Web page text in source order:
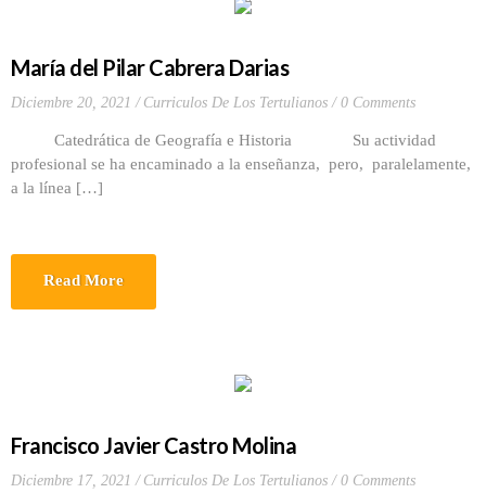
María del Pilar Cabrera Darias
Diciembre 20, 2021 Curriculos De Los Tertulianos 0 Comments
Catedrática de Geografía e Historia Su actividad
profesional se ha encaminado a la enseñanza, pero, paralelamente,
a la línea […]
Read More
Francisco Javier Castro Molina
Diciembre 17, 2021 Curriculos De Los Tertulianos 0 Comments